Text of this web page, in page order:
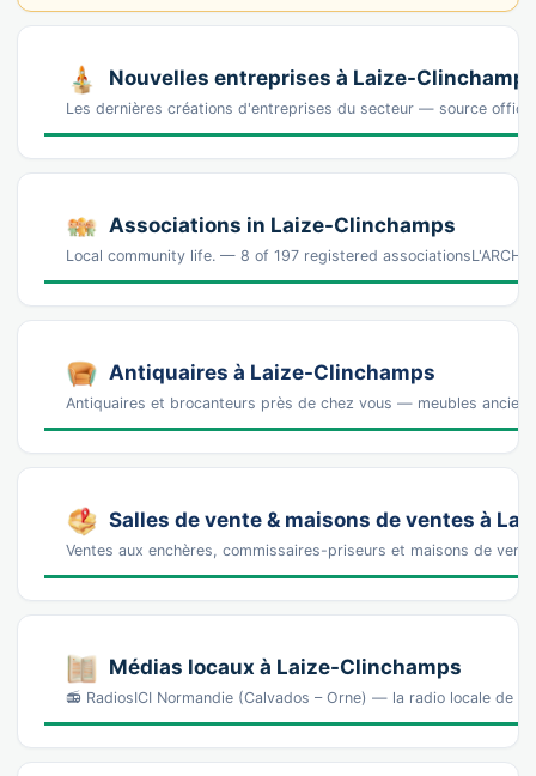
Nouvelles entreprises à Laize-
Les dernières créations d'entreprises du secteur — source
Associations in Laize-Clinchamps
Local community life. — 8 of 197 registered associationsL'ARCHE
Antiquaires à Laize-Clinchamps
Antiquaires et brocanteurs près de chez vous — meubles
Salles de vente & maisons de ventes à
Ventes aux enchères, commissaires-priseurs et maisons de
Médias locaux à Laize-Clinchamps
📻 RadiosICI Normandie (Calvados – Orne) — la radio locale de